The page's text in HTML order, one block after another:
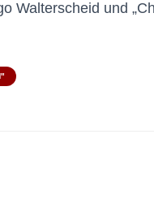
Walterscheid und